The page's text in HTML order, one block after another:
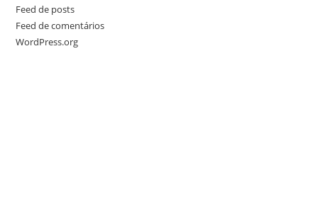
Feed de posts
Feed de comentários
WordPress.org